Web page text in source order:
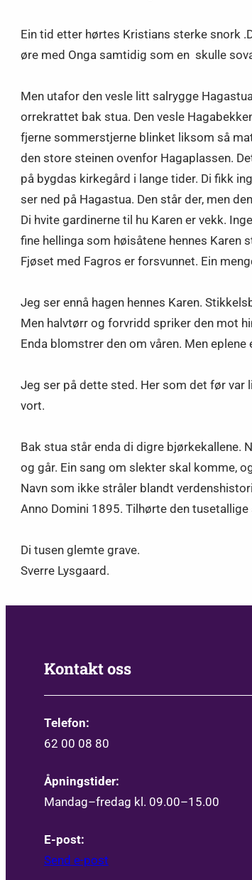
Ein tid etter hørtes Kristians sterke snork
øre med Onga samtidig som en skulle
Men utafor den vesle litt salrygge
orrekrattet bak stua. Den vesle
fjerne sommerstjerne blinket liksom så
den store steinen ovenfor Hagaplassen.
på bygdas kirkegård i lange tider. Di fikk
ser ned på Hagastua. Den står der, men
Di hvite gardinerne til hu Karen er vekk.
fine hellinga som høisåtene hennes Karen
Fjøset med Fagros er forsvunnet. Ein
Jeg ser ennå hagen hennes Karen.
Men halvtørr og forvridd spriker den mot
Enda blomstrer den om våren. Men
Jeg ser på dette sted. Her som det før var
vort.
Bak stua står enda di digre bjørkekallene.
og går. Ein sang om slekter skal komme,
Navn som ikke stråler blandt
Anno Domini 1895. Tilhørte den
Di tusen glemte grave.
Sverre Lysgaard.
Kontakt oss
Telefon:
62 00 08 80
Åpningstider:
Mandag–fredag kl. 09.00–15.00
E-post:
Send e-post